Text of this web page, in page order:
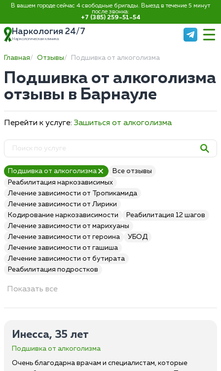
В вашем городе сейчас 4 свободные бригады. Выезд в течение 5 минут
после звонка:
+7 (385) 259-51-54
Наркология 24/7
Наркологическая клиника
Главная Отзывы Подшивка от алкоголизма
Подшивка от алкоголизма
отзывы в Барнауле
Перейти к услуге: Зашиться от алкоголизма
Подшивка от алкоголизма
Все отзывы
Реабилитация наркозависимых
Лечение зависимости от Тропикамида
Лечение зависимости от Лирики
Кодирование наркозависимости
Реабилитация 12 шагов
Лечение зависимости от марихуаны
Лечение зависимости от героина
УБОД
Лечение зависимости от гашиша
Лечение зависимости от бутирата
Реабилитация подростков
Показать все
Инесса, 35 лет
Подшивка от алкоголизма
Очень благодарна врачам и специалистам, которые